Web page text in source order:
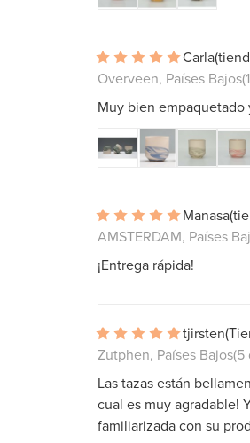
Carla
Overveen, Países Bajos
Muy bien empaquetado
Manasa
AMSTERDAM, Países
¡Entrega rápida!
tjirsten
Zutphen, Países Bajos(5
Las tazas están
cual es muy agradable!
familiarizada con su